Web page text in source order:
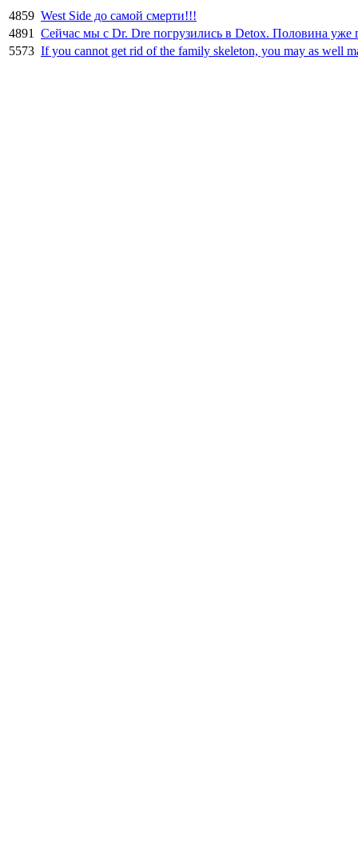
4859 West Side до самой смерти!!!
4891
Сейчас мы с Dr. Dre погрузились в Detox. Половина
5573 If you cannot get rid of the family skeleton, you may as well